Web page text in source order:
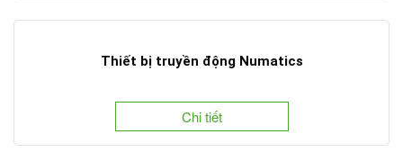
Thiết bị truyền động Numatics
Chi tiết